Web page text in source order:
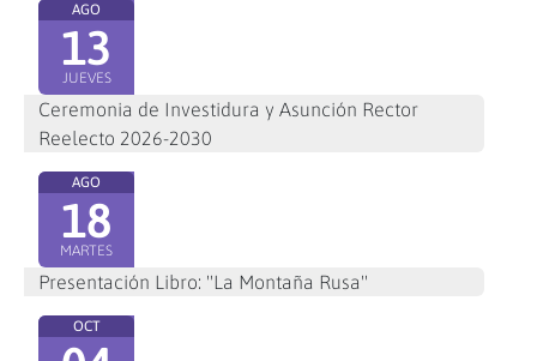
AGO
13
JUEVES
Ceremonia de Investidura y Asunción Rector
Reelecto 2026-2030
AGO
18
MARTES
Presentación Libro: "La Montaña Rusa"
OCT